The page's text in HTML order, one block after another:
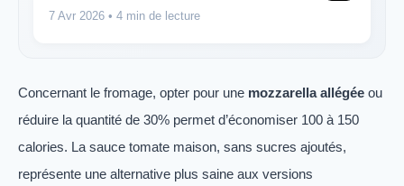
7 Avr 2026 • 4 min de lecture
Concernant le fromage, opter pour une mozzarella allégée ou
réduire la quantité de 30% permet d’économiser 100 à 150
calories. La sauce tomate maison, sans sucres ajoutés,
représente une alternative plus saine aux versions